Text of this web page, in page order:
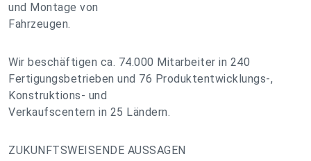
und Montage von
Fahrzeugen.
Wir beschäftigen ca. 74.000 Mitarbeiter in 240
Fertigungsbetrieben und 76 Produktentwicklungs-,
Konstruktions- und
Verkaufscentern in 25 Ländern.
ZUKUNFTSWEISENDE AUSSAGEN